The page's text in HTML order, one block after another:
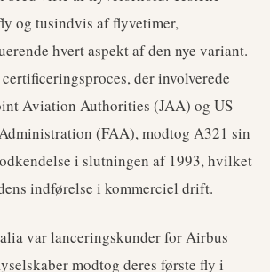
og tusindvis af flyvetimer,
hvert aspekt af den nye variant.
der involverede
Aviation Authorities (JAA) og US
(FAA), modtog A321 sin
i slutningen af 1993, hvilket
indførelse i kommerciel drift.
var lanceringskunder for Airbus
modtog deres første fly i